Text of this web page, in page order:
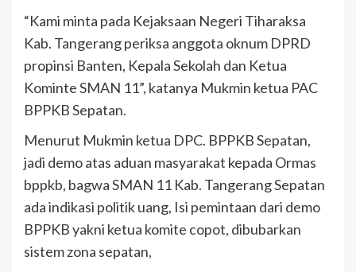
“Kami minta pada Kejaksaan Negeri Tiharaksa
Kab. Tangerang periksa anggota oknum DPRD
propinsi Banten, Kepala Sekolah dan Ketua
Kominte SMAN 11”, katanya Mukmin ketua PAC
BPPKB Sepatan.
Menurut Mukmin ketua DPC. BPPKB Sepatan,
jadi demo atas aduan masyarakat kepada Ormas
bppkb, bagwa SMAN 11 Kab. Tangerang Sepatan
ada indikasi politik uang, Isi pemintaan dari demo
BPPKB yakni ketua komite copot, dibubarkan
sistem zona sepatan,